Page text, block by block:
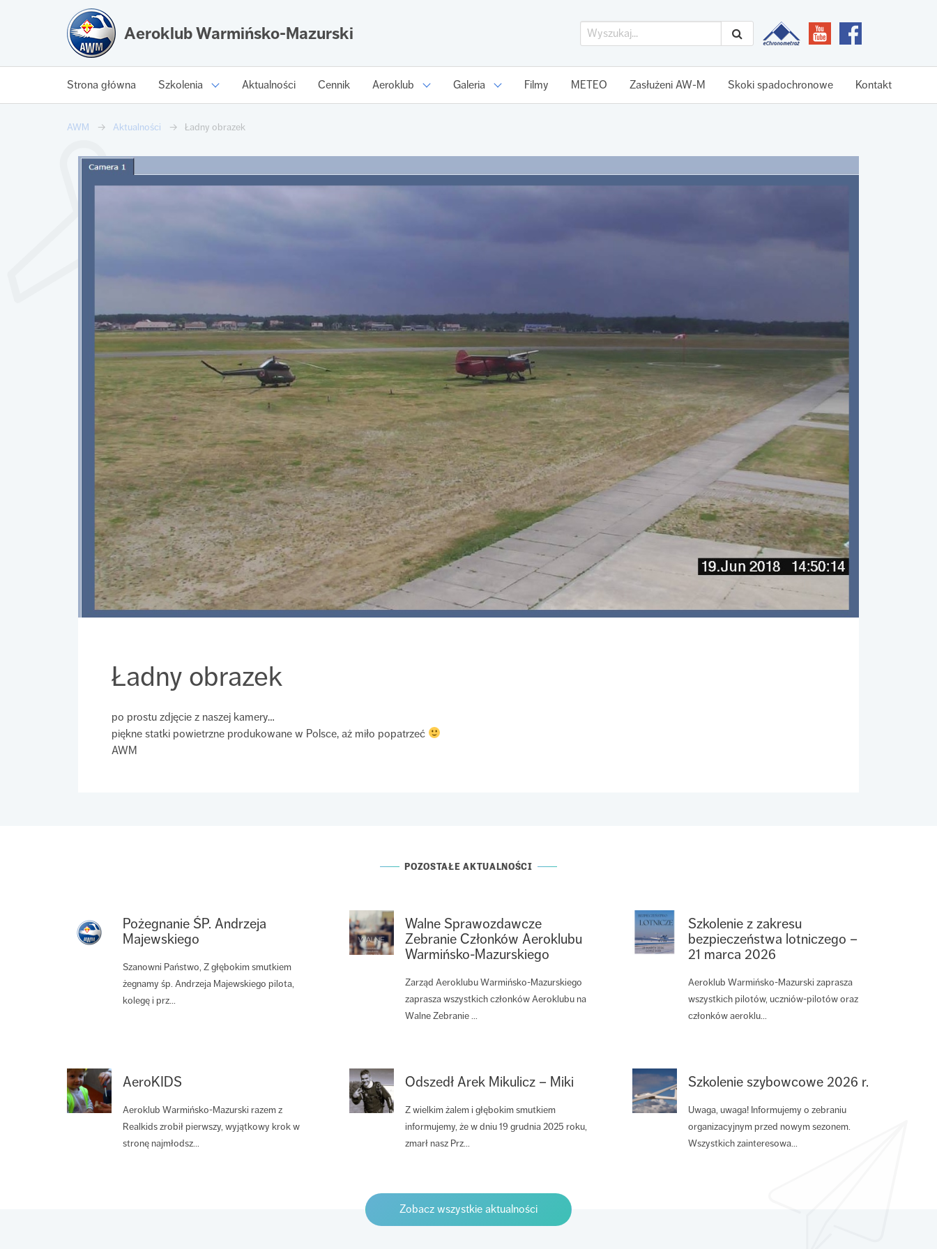
Aeroklub Warmińsko-Mazurski
Strona główna Szkolenia Aktualności Cennik Aeroklub Galeria Filmy METEO Zasłużeni AW-M Skoki spadochronowe Kontakt
AWM Aktualności Ładny obrazek
Ładny obrazek
po prostu zdjęcie z naszej kamery…
piękne statki powietrzne produkowane w Polsce, aż miło popatrzeć
AWM
POZOSTAŁE AKTUALNOŚCI
Pożegnanie ŚP. Andrzeja
Majewskiego
Szanowni Państwo, Z głębokim smutkiem
żegnamy śp. Andrzeja Majewskiego pilota,
kolegę i prz...
Walne Sprawozdawcze
Zebranie Członków Aeroklubu
Warmińsko-Mazurskiego
Zarząd Aeroklubu Warmińsko-Mazurskiego
zaprasza wszystkich członków Aeroklubu na
Walne Zebranie ...
Szkolenie z zakresu
bezpieczeństwa lotniczego –
21 marca 2026
Aeroklub Warmińsko-Mazurski zaprasza
wszystkich pilotów, uczniów-pilotów oraz
członków aeroklu...
AeroKIDS
Aeroklub Warmińsko-Mazurski razem z
Realkids zrobił pierwszy, wyjątkowy krok w
stronę najmłodsz...
Odszedł Arek Mikulicz – Miki
Z wielkim żalem i głębokim smutkiem
informujemy, że w dniu 19 grudnia 2025 roku,
zmarł nasz Prz...
Szkolenie szybowcowe 2026 r.
Uwaga, uwaga! Informujemy o zebraniu
organizacyjnym przed nowym sezonem.
Wszystkich zainteresowa...
Zobacz wszystkie aktualności